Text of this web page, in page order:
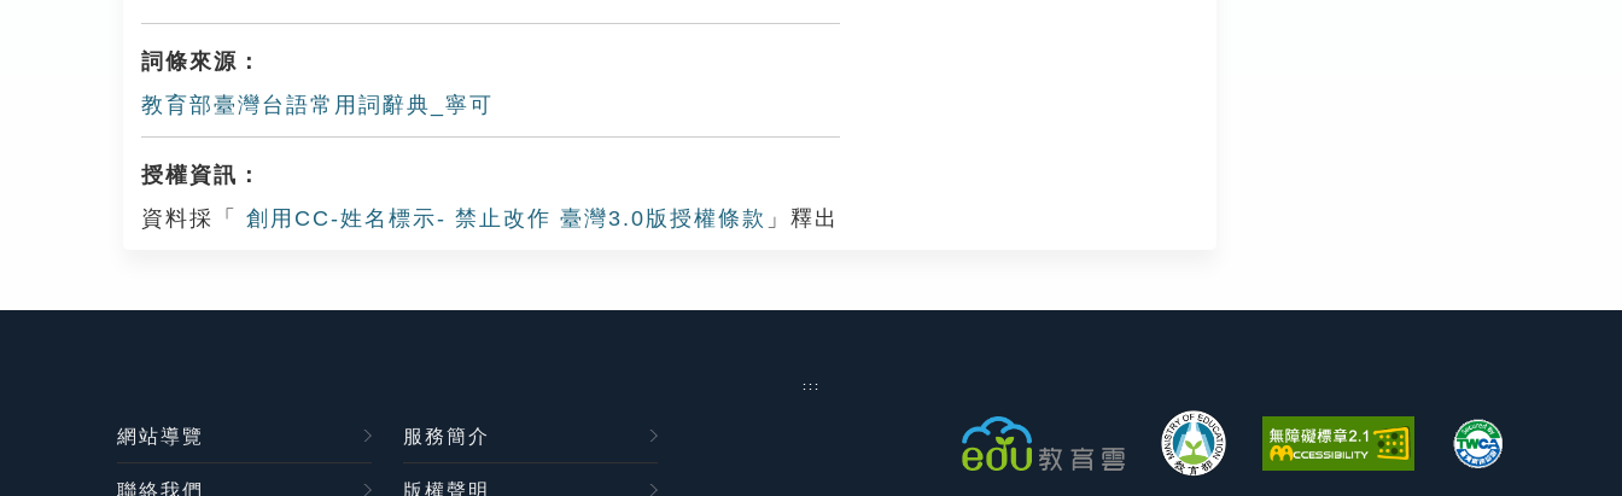
詞條來源：
教育部臺灣台語常用詞辭典_寧可
授權資訊：
資料採「
創用CC-姓名標示- 禁止改作 臺灣3.0版授權條款 」釋出
:::
網站導覽 服務簡介
聯絡我們 版權聲明